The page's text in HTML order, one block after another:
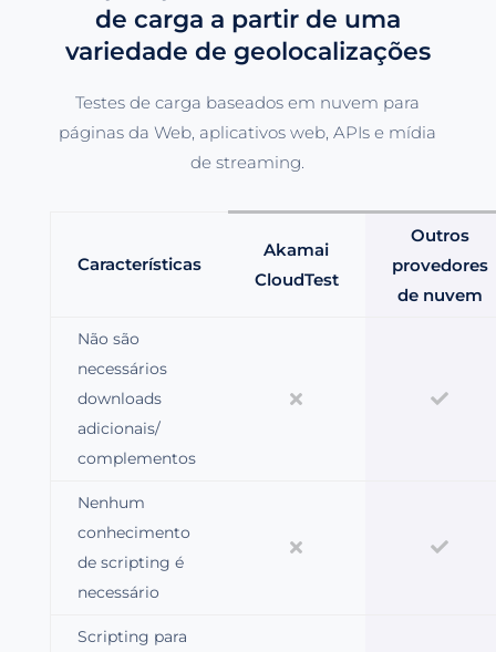
de carga a partir de uma
variedade de geolocalizações
Testes de carga baseados em nuvem para
páginas da Web, aplicativos web, APIs e mídia
de streaming.
Características
Akamai
CloudTest
Outros
provedores
de nuvem
Não são
necessários
downloads
adicionais/
complementos
Nenhum
conhecimento
de scripting é
necessário
Scripting para